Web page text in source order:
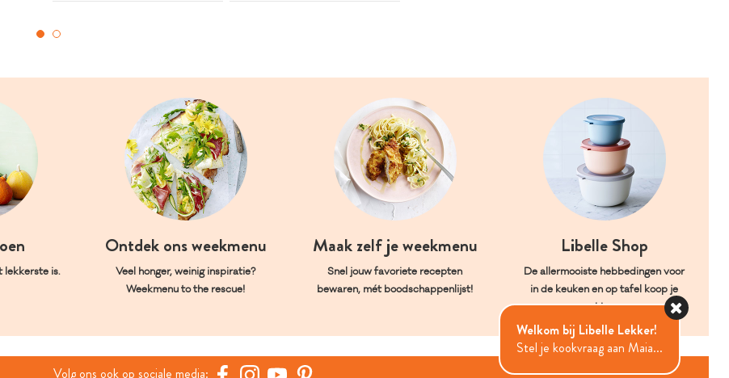
lekkerste is.
Ontdek ons weekmenu
Veel honger, weinig inspiratie?
Weekmenu to the rescue!
Maak zelf je weekmenu
Snel jouw favoriete recepten
bewaren, mét boodschappenlijst!
Libelle Shop
De allermooiste hebbedingen voor
in de keuken en op tafel koop je
hier.
Volg ons ook op sociale media:
Welkom bij Libelle Lekker!
Stel je kookvraag aan Maia...